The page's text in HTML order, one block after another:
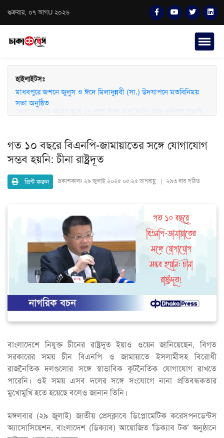
শুক্রবার, ০৭ আগU ২০২৬
হাইলাইটসঃ
মাধবপুরে জশনে জুলুস ও ঈদে মিলাদুন্নবী (সা.) উদযাপনে মতবিনিময়
সভা অনুষ্ঠিত
গত ১০ বছরে বিএনপি-জামায়াতের সঙ্গে যোগাযোগ
সম্ভব হয়নি: চীনা রাষ্ট্রদূত
প্রিন্ট করুন প্রকাশকালঃ ২৯ জুলাই ২০২৫ ০৫:২৫ অপরাহ্ণ | ২৯৩ বার পঠিত
বাংলাদেশে নিযুক্ত চীনের রাষ্ট্রদূত ইয়াও ওয়েন জানিয়েছেন, বিগত
সরকারের সময় চীন বিএনপি ও জামায়াতে ইসলামীসহ বিরোধী
রাজনৈতিক দলগুলোর সঙ্গে স্বাভাবিক কূটনৈতিক যোগাযোগ রাখতে
পারেনি। ওই সময় এসব দলের সঙ্গে সংযোগে নানা প্রতিবন্ধকতার
মুখোমুখি হতে হয়েছে বলেও জানান তিনি।
মঙ্গলবার (২৯ জুলাই) জাতীয় প্রেসক্লাবে ডিপ্লোমেটিক করেসপনডেন্টস
অ্যাসোসিয়েশন, বাংলাদেশ (ডিক্যাব) আয়োজিত ‘ডিক্যাব টক’ অনুষ্ঠানে